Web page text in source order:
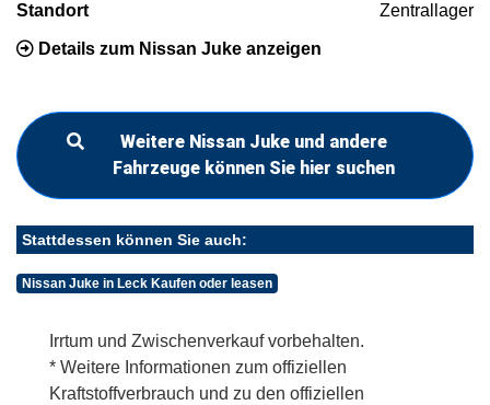
Standort Zentrallager
Details zum Nissan Juke anzeigen
Weitere Nissan Juke und andere
Fahrzeuge können Sie hier suchen
Stattdessen können Sie auch:
Nissan Juke in Leck Kaufen oder leasen
Irrtum und Zwischenverkauf vorbehalten.
* Weitere Informationen zum offiziellen
Kraftstoffverbrauch und zu den offiziellen